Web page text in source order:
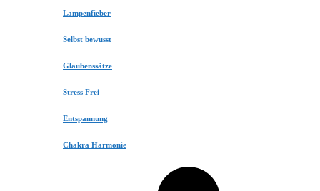
Lampenfieber
Selbst bewusst
Glaubenssätze
Stress Frei
Entspannung
Chakra Harmonie